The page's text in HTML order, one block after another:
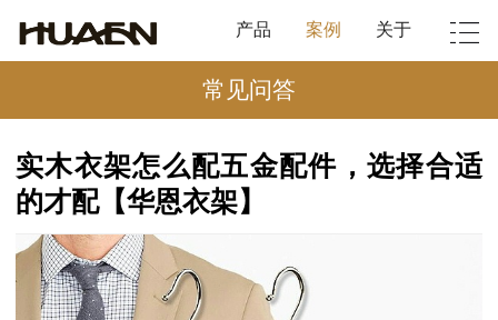
产品 案例 关于
常见问答
实木衣架怎么配五金配件，选择合适
的才配【华恩衣架】